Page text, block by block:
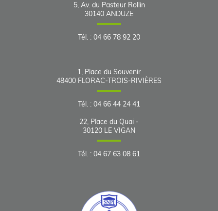
5, Av. du Pasteur Rollin
30140 ANDUZE
Tél. : 04 66 78 92 20
1, Place du Souvenir
48400 FLORAC-TROIS-RIVIÈRES
Tél. : 04 66 44 24 41
22, Place du Quai -
30120 LE VIGAN
Tél. : 04 67 63 08 61